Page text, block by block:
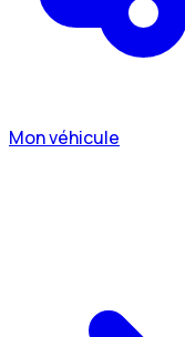
Mon véhicule